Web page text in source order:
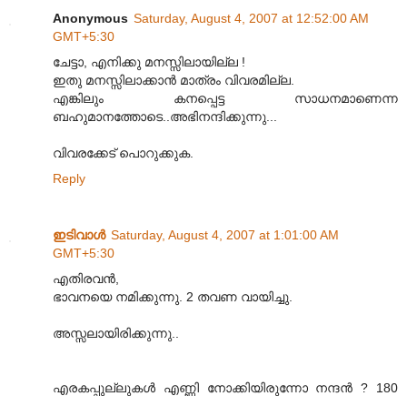
Anonymous Saturday, August 4, 2007 at 12:52:00 AM
GMT+5:30
ചേട്ടാ, എനിക്കു മനസ്സിലായില്ല !
ഇതു മനസ്സിലാക്കാന്‍ മാത്രം വിവരമില്ല.
എങ്കിലും കനപ്പെട്ട സാധനമാണെന്ന
ബഹുമാനത്തോടെ..അഭിനന്ദിക്കുന്നു...
വിവരക്കേട് പൊറുക്കുക.
Reply
ഇടിവാള്‍ Saturday, August 4, 2007 at 1:01:00 AM
GMT+5:30
എതിരവന്‍,
ഭാവനയെ നമിക്കുന്നു. 2 തവണ വായിച്ചു.
അസ്സലായിരിക്കുന്നു..
എരകപ്പുല്ലുകള്‍ എണ്ണി നോക്കിയിരുന്നോ നന്ദന്‍ ? 180